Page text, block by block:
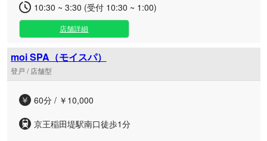
10:30 ~ 3:30 (受付 10:30 ~ 1:00)
店舗詳細
moi SPA（モイスパ）
登戸 / 店舗型
60分 / ￥10,000
京王稲田堤駅南口徒歩1分